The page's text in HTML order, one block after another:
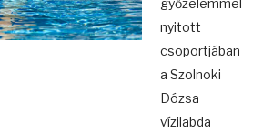
győzelemmel
nyitott
csoportjában
a Szolnoki
Dózsa
vízilabda